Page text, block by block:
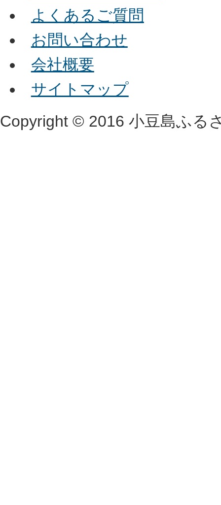
よくあるご質問
お問い合わせ
会社概要
サイトマップ
Copyright © 2016 小豆島ふる